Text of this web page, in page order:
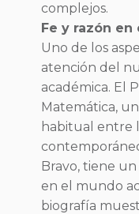
complejos.
Fe y razón
Uno de los
atención del
académica. El
Matemática,
habitual entre
Bravo, tiene
en el mundo
biografía